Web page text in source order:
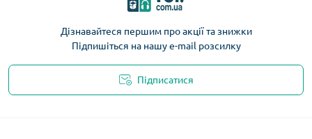
Дізнавайтеся першим про акції та знижки
Підпишіться на нашу e-mail розсилку
Підписатися